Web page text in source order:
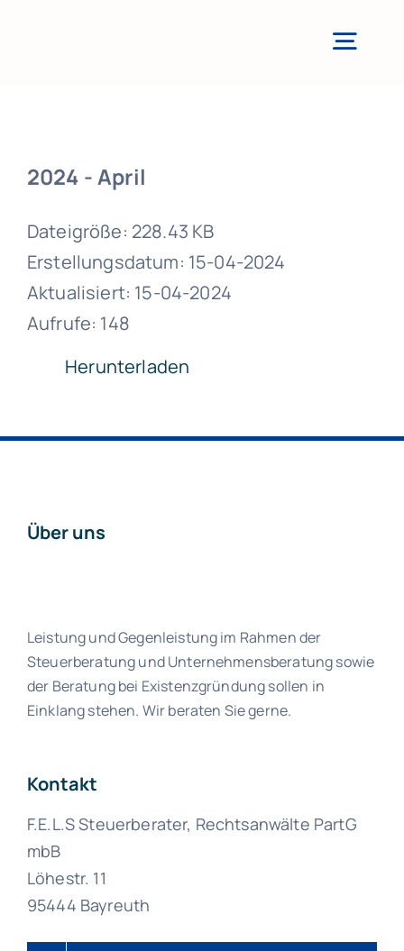
2024 - April
Dateigröße: 228.43 KB
Erstellungsdatum: 15-04-2024
Aktualisiert: 15-04-2024
Aufrufe: 148
Herunterladen
Über uns
Leistung und Gegenleistung im Rahmen der
Steuerberatung und Unternehmensberatung sowie
der Beratung bei Existenzgründung sollen in
Einklang stehen. Wir beraten Sie gerne.
Kontakt
F.E.L.S Steuerberater, Rechtsanwälte PartG
mbB
Löhestr. 11
95444 Bayreuth